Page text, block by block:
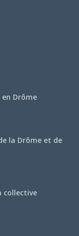
Drôme
la Drôme et de
collective